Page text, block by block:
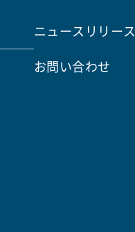
ニュースリリース
お問い合わせ